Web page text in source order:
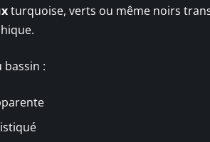
turquoise, verts ou même noirs
bassin :